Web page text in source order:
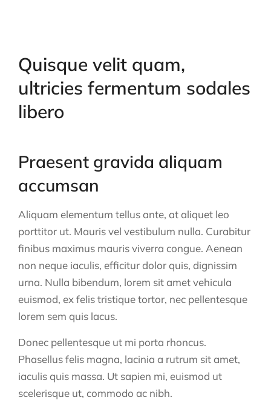
Quisque velit quam,
ultricies fermentum sodales
libero
Praesent gravida aliquam
accumsan
Aliquam elementum tellus ante, at aliquet leo
porttitor ut. Mauris vel vestibulum nulla. Curabitur
finibus maximus mauris viverra congue. Aenean
non neque iaculis, efficitur dolor quis, dignissim
urna. Nulla bibendum, lorem sit amet vehicula
euismod, ex felis tristique tortor, nec pellentesque
lorem sem quis lacus.
Donec pellentesque ut mi porta rhoncus.
Phasellus felis magna, lacinia a rutrum sit amet,
iaculis quis massa. Ut sapien mi, euismod ut
scelerisque ut, commodo ac nibh.